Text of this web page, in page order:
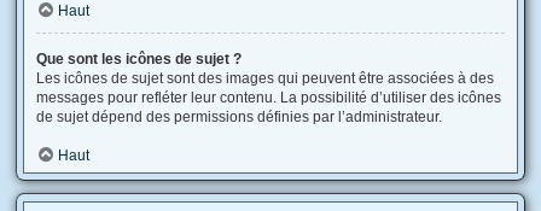
Haut
Que sont les icônes de sujet ?
Les icônes de sujet sont des images qui peuvent être associées à des
messages pour refléter leur contenu. La possibilité d’utiliser des icônes
de sujet dépend des permissions définies par l’administrateur.
Haut